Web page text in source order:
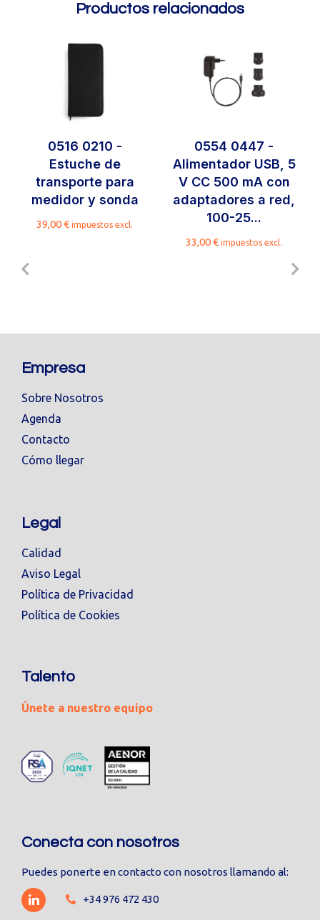
Productos relacionados
0516 0210 -
Estuche de
transporte para
medidor y sonda
39,00€ impuestos excl.
0554 0447 -
Alimentador USB, 5
V CC 500 mA con
adaptadores a red,
100-25...
33,00€ impuestos excl.
Empresa
Sobre Nosotros
Agenda
Contacto
Cómo llegar
Legal
Calidad
Aviso Legal
Política de Privacidad
Política de Cookies
Talento
Únete a nuestro equipo
Conecta con nosotros
Puedes ponerte en contacto con nosotros llamando al:
+34 976 472 430